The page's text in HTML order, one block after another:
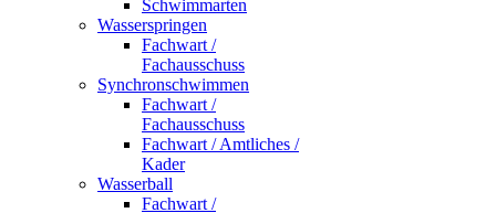
Schwimmarten
Wasserspringen
Fachwart /
Fachausschuss
Synchronschwimmen
Fachwart /
Fachausschuss
Fachwart / Amtliches /
Kader
Wasserball
Fachwart /